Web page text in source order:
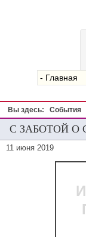
Вы здесь: События
С ЗАБОТОЙ
11 июня 2019